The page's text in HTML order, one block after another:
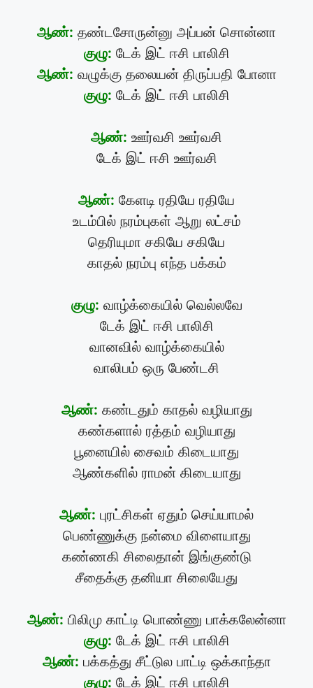
ஆண்: தண்டசோருன்னு அப்பன் சொன்னா
குழு: டேக் இட் ஈசி பாலிசி
ஆண்: வழுக்கு தலையன் திருப்பதி போனா
குழு: டேக் இட் ஈசி பாலிசி
ஆண்: ஊர்வசி ஊர்வசி
டேக் இட் ஈசி ஊர்வசி
ஆண்: கேளடி ரதியே ரதியே
உடம்பில் நரம்புகள் ஆறு லட்சம்
தெரியுமா சகியே சகியே
காதல் நரம்பு எந்த பக்கம்
குழு: வாழ்க்கையில் வெல்லவே
டேக் இட் ஈசி பாலிசி
வானவில் வாழ்க்கையில்
வாலிபம் ஒரு பேண்டசி
ஆண்: கண்டதும் காதல் வழியாது
கண்களால் ரத்தம் வழியாது
பூனையில் சைவம் கிடையாது
ஆண்களில் ராமன் கிடையாது
ஆண்: புரட்சிகள் ஏதும் செய்யாமல்
பெண்ணுக்கு நன்மை விளையாது
கண்ணகி சிலைதான் இங்குண்டு
சீதைக்கு தனியா சிலையேது
ஆண்: பிலிமு காட்டி பொண்ணு பாக்கலேன்னா
குழு: டேக் இட் ஈசி பாலிசி
ஆண்: பக்கத்து சீட்டுல பாட்டி ஒக்காந்தா
குழு: டேக் இட் ஈசி பாலிசி